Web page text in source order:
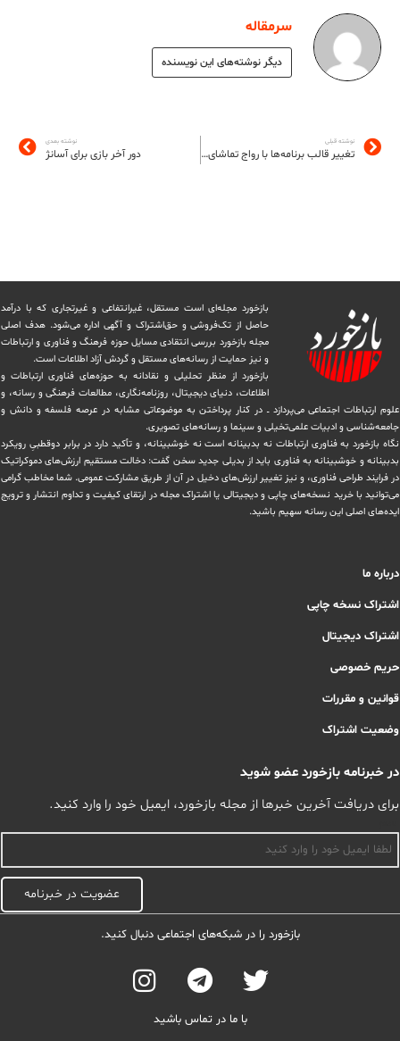
سرمقاله
دیگر نوشته‌های این نویسنده
نوشته قبلی
تغییر قالب برنامه‌ها با رواج تماشای ویدیو در موبایل
نوشته بعدی
دور آخر بازی برای آسانژ
بازخورد مجله‌ای است مستقل، غیرانتفاعی و غیرتجاری که با درآمد
حاصل از تک‌فروشی و حق‌اشتراک و آگهی اداره می‌شود. ‏هدف اصلی
مجله بازخورد بررسی انتقادی مسایل حوزه فرهنگ و فناوری و ارتباطات
و نیز حمایت از رسانه‌های مستقل و‌ گردش ‏آزاد اطلاعات است.
بازخورد از منظر تحلیلی و نقادانه به حوزه‌های فناوری ارتباطات و
اطلاعات، دنیای دیجیتال، روزنامه‌نگاری، ‏مطالعات فرهنگی و رسانه، و
علوم ارتباطات اجتماعی می‌پردازد ــ در کنار پرداختن به موضوعاتی مشابه در عرصه فلسفه و دانش و
‏جامعه‌شناسی و ادبیات علمی‌تخیلی و سینما و رسانه‌های تصویری.
نگاه بازخورد به فناوری ارتباطات نه بدبینانه است نه خوشبینانه، و تأکید دارد ‏در برابر دوقطبیِ رویکرد
بدبینانه و خوشبینانه به فناوری باید از بدیلی جدید سخن گفت: دخالت مستقیم ارزش‌های دموکراتیک
در ‏فرایند طراحی فناوری، و نیز تغییر ارزش‌های دخيل در آن از طریق مشاركت عمومی. شما مخاطب گرامی
می‌توانید با خرید نسخه‌های چاپی و دیجیتالی یا ‏اشتراک مجله در ارتقای کیفیت و تداوم انتشار و ترویج
ایده‌های اصلی این رسانه سهیم باشید.
درباره ما
اشتراک نسخه چاپی
اشتراک دیجیتال
حریم خصوصی
قوانین و مقررات
وضعیت اشتراک
در خبرنامه بازخورد عضو شوید
برای دریافت آخرین خبرها از مجله بازخورد، ایمیل خود را وارد کنید.
عضویت در خبرنامه
بازخورد را در شبکه‌های اجتماعی دنبال کنید.
با ما در تماس باشید